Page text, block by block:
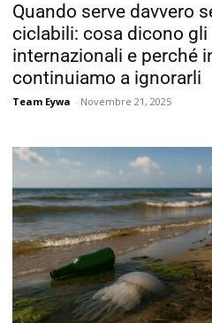
Quando serve davvero
ciclabili: cosa dicono gli
internazionali e perché
continuiamo a ignorarli
Team Eywa - Novembre 21, 2025